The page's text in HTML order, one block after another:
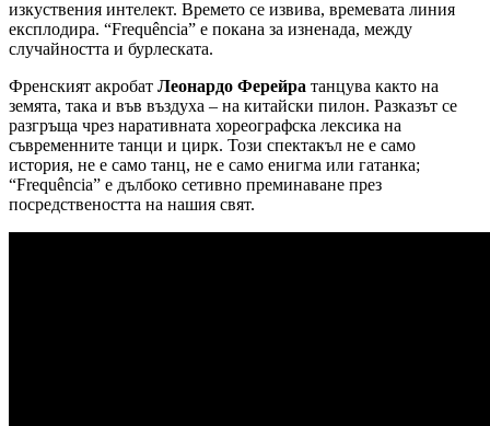
изкуствения интелект. Времето се извива, времевата линия
експлодира. “Frequência” е покана за изненада, между
случайността и бурлеската.
Френският акробат Леонардо Ферейра танцува както на
земята, така и във въздуха – на китайски пилон. Разказът се
разгръща чрез наративната хореографска лексика на
съвременните танци и цирк. Този спектакъл не е само
история, не е само танц, не е само енигма или гатанка;
“Frequência” е дълбоко сетивно преминаване през
посредствеността на нашия свят.